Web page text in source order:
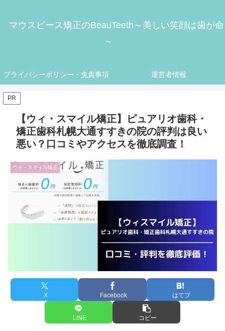
マウスピース矯正のBeauTeeth～美しい笑顔は歯が命
～
プライバシーポリシー・免責事項 運営者情報
PR
【ウィ・スマイル矯正】ピュアリオ歯科・
矯正歯科札幌大通すすきの院の評判は良い
悪い？口コミやアクセスを徹底調査！
ウィ・スマイル矯正
X Facebook はてブ
LINE コピー